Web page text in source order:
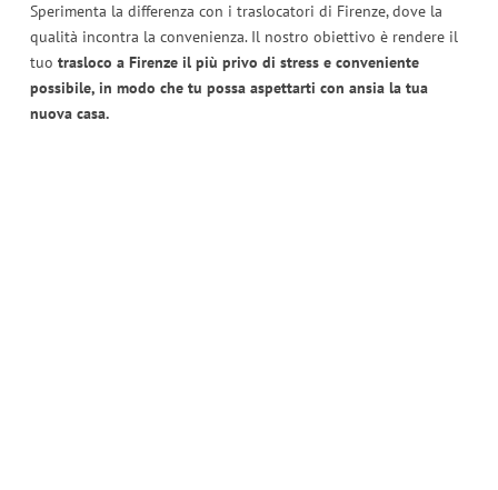
Sperimenta la differenza con i traslocatori di Firenze, dove la
qualità incontra la convenienza. Il nostro obiettivo è rendere il
tuo trasloco a Firenze il più privo di stress e conveniente
possibile, in modo che tu possa aspettarti con ansia la tua
nuova casa.